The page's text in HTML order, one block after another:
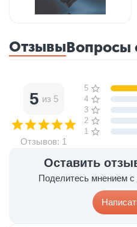
ОтзывыВопросы
Оставить
Поделитесь мнением с
5 из 5
Отзывов: 1
5 звёзд
4 звезды
3 звезды
2 звезды
1 звезда